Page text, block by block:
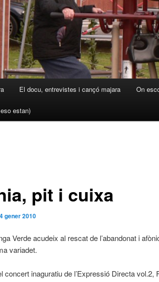
El docu, entrevistes i cançó majara On
estan)
pit i cuixa
gener 2010
Verde acudeix al rescat de l’abandonat i
variadet.
concert inaguratiu de l’Expressió Directa vol.2,